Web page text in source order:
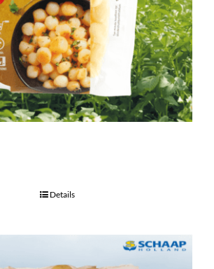
Details